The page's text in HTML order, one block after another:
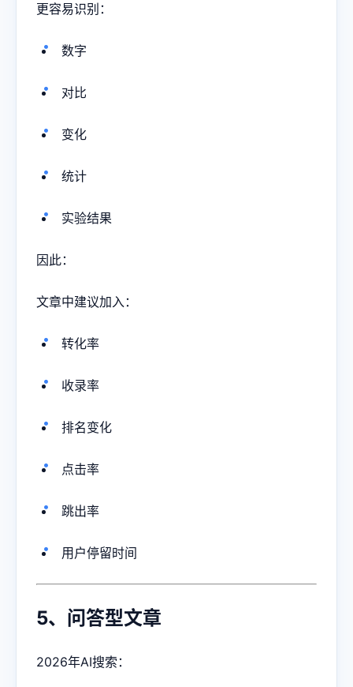
更容易识别：
数字
对比
变化
统计
实验结果
因此：
文章中建议加入：
转化率
收录率
排名变化
点击率
跳出率
用户停留时间
5、问答型文章
2026年AI搜索：